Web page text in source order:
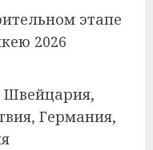
этапе
2026
Германия,